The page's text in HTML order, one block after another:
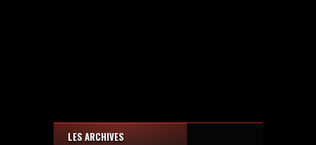
LES ARCHIVES